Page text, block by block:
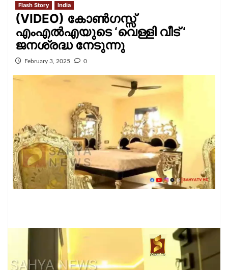
Flash Story India
(VIDEO) കോൺഗസ്സ്
എംഎൽഎയുടെ ‘വെള്ളി വീട് ‘
ജനശ്രദ്ധ നേടുന്നു
February 3, 2025 0